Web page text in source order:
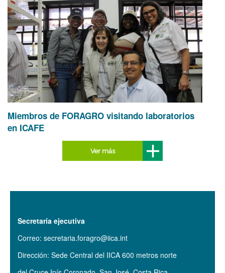
Miembros de FORAGRO visitando laboratorios
en ICAFE
Ver más
Secretaría ejecutiva
Correo: secretaria.foragro@iica.int
Dirección: Sede Central del IICA 600 metros norte